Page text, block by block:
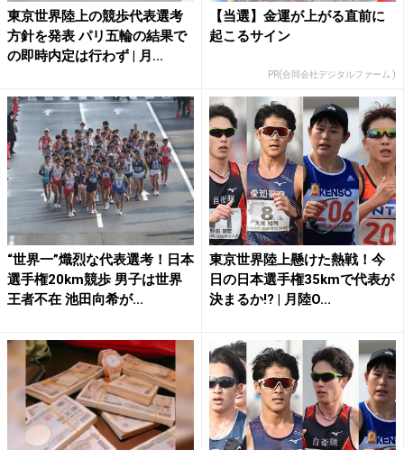
東京世界陸上の競歩代表選考
方針を発表 パリ五輪の結果で
の即時内定は行わず | 月...
【当選】金運が上がる直前に
起こるサイン
PR(合同会社デジタルファーム )
“世界一”熾烈な代表選考！日本
選手権20km競歩 男子は世界
王者不在 池田向希が...
東京世界陸上懸けた熱戦！今
日の日本選手権35kmで代表が
決まるか!? | 月陸O...